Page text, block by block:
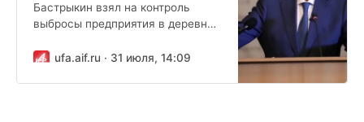
Бастрыкин взял на контроль
выбросы предприятия в деревне
нарушении природоохранного
ufa.aif.ru · 31 июля, 14:09